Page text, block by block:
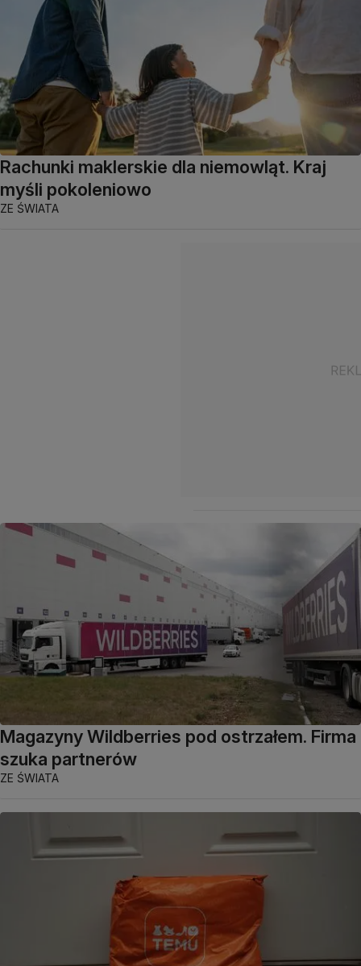
Rachunki maklerskie dla niemowląt. Kraj
myśli pokoleniowo
ZE ŚWIATA
Magazyny Wildberries pod ostrzałem. Firma
szuka partnerów
ZE ŚWIATA